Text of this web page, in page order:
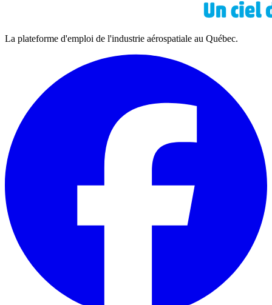
La plateforme d'emploi de l'industrie aérospatiale au Québec.